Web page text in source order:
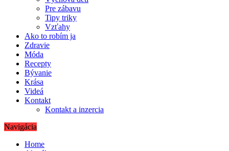
Pre zábavu
Tipy triky
Vzťahy
Ako to robím ja
Zdravie
Móda
Recepty
Bývanie
Krása
Videá
Kontakt
Kontakt a inzercia
Navigácia
Home